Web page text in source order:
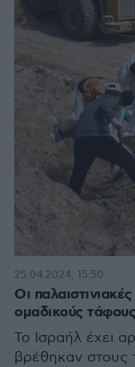
Οι
ομαδικούς
Το Ισραήλ έχει
βρέθηκαν στους
25.04.2024, 15:50